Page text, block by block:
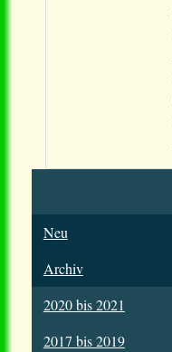
Neu
Archiv
2020 bis 2021
2017 bis 2019